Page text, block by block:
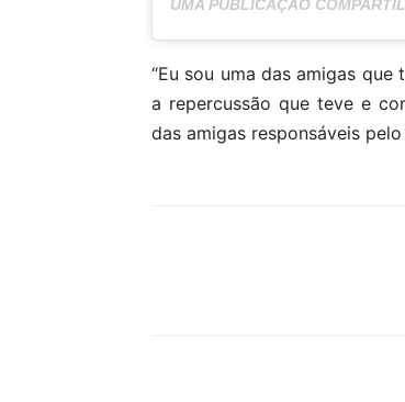
UMA PUBLICAÇÃO
“Eu sou uma das amigas
a repercussão que teve e
das amigas responsáveis